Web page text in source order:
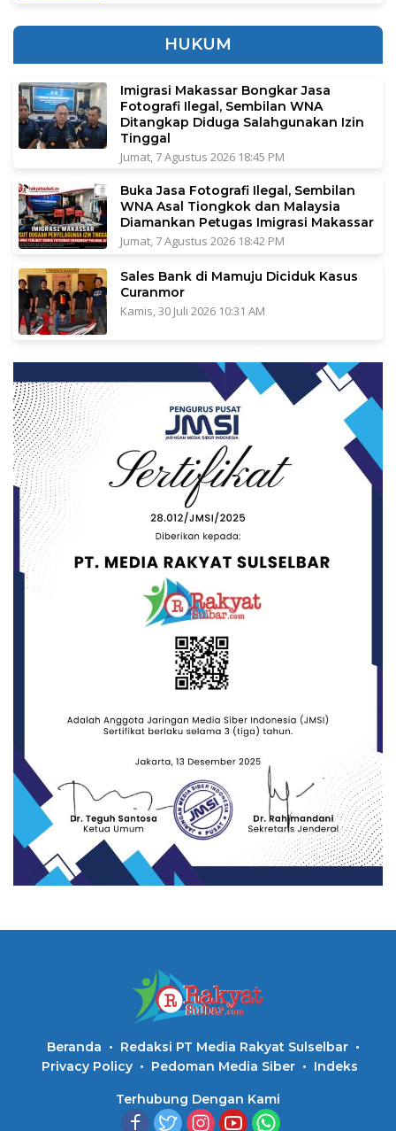
HUKUM
Imigrasi Makassar Bongkar Jasa
Fotografi Ilegal, Sembilan WNA
Ditangkap Diduga Salahgunakan Izin
Tinggal
Jumat, 7 Agustus 2026 18:45 PM
Buka Jasa Fotografi Ilegal, Sembilan
WNA Asal Tiongkok dan Malaysia
Diamankan Petugas Imigrasi Makassar
Jumat, 7 Agustus 2026 18:42 PM
Sales Bank di Mamuju Diciduk Kasus
Curanmor
Kamis, 30 Juli 2026 10:31 AM
Beranda
Redaksi PT Media Rakyat Sulselbar
Privacy Policy
Pedoman Media Siber Indeks
Terhubung Dengan Kami